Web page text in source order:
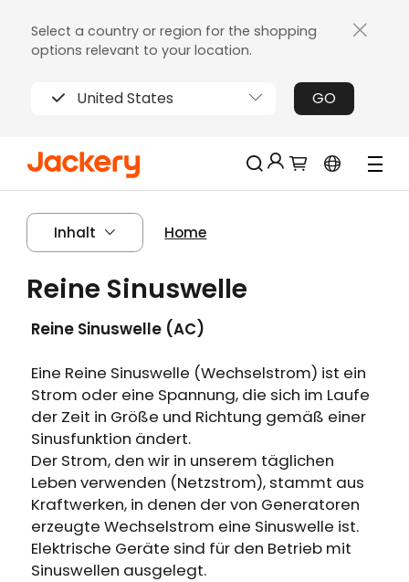
Select a country or region for the shopping
options relevant to your location.
United States GO
Limitierter!
Läuft auf Hochtouren!
Jackery-Mitgliedschaft für mehrere
Vorteile
Registrierung
Kostenloses Geschenk bei Bestellungen
über 2000€
Erhalten Sie regelmäßige Erinnerungen an
die Produktpflege
Erhalten Sie 15% Rabatt, sobald die
Garantie abgelaufen ist
Anmeldung
Benutzerkonto erstellen
Inhalt Home
Reine Sinuswelle
Reine Sinuswelle (AC)
Eine Reine Sinuswelle (Wechselstrom) ist ein
Strom oder eine Spannung, die sich im Laufe
der Zeit in Größe und Richtung gemäß einer
Sinusfunktion ändert.
Der Strom, den wir in unserem täglichen
Leben verwenden (Netzstrom), stammt aus
Kraftwerken, in denen der von Generatoren
erzeugte Wechselstrom eine Sinuswelle ist.
Elektrische Geräte sind für den Betrieb mit
Sinuswellen ausgelegt.